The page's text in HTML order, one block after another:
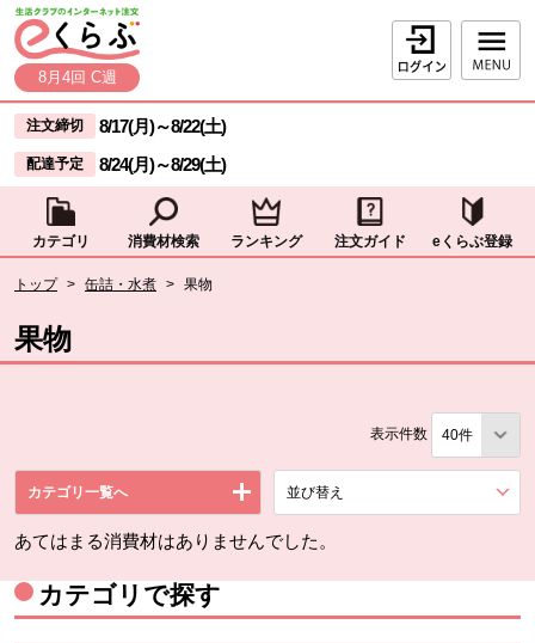
ページの先頭です。
本文へジャンプする。
8月4回 C週
ログイン
ここからサイト内共通メニューです。
サイト内共通メニューをスキップする
注文締切 8/17(月)～8/22(土)
配達予定 8/24(月)～8/29(土)
カテゴリ 消費材検索 ランキング 注文ガイド eくらぶ登録
トップ > 缶詰・水煮 > 果物
果物
表示件数
カテゴリ一覧へ 並び替え
あてはまる消費材はありませんでした。
カテゴリで探す